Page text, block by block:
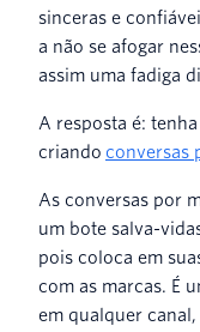
sinceras e
a não se afogar
assim uma fadiga
A resposta é:
criando conversas
As conversas por
um bote salva-
pois coloca em
com as marcas. É
em qualquer